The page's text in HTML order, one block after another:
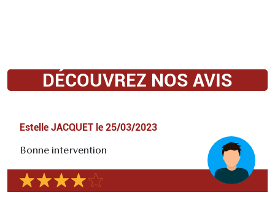
DÉCOUVREZ NOS AVIS
Estelle JACQUET le 25/03/2023
Bonne intervention